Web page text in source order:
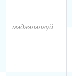
мэдээлэлгүй